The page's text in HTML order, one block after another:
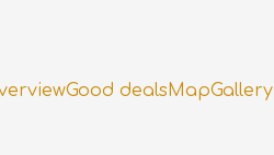
Good dealsMapGallery